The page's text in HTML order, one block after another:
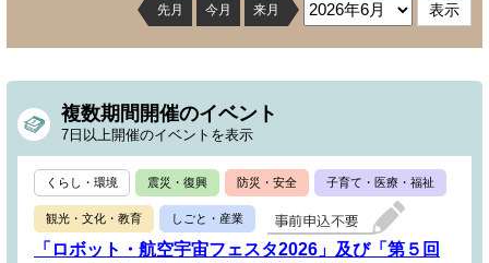
先月 今月 来月
複数期間開催のイベント
7日以上開催のイベントを表示
くらし・環境 震災・復興 防災・安全 子育て・医療・福祉
観光・文化・教育 しごと・産業
「ロボット・航空宇宙フェスタ2026」及び「第５回